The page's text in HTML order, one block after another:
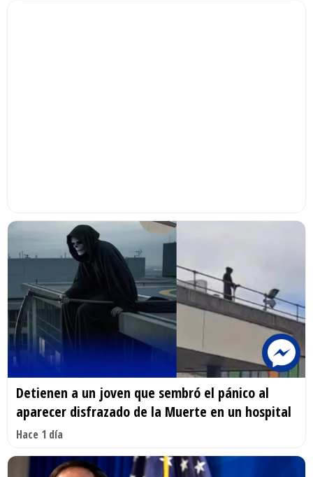
Detienen a un joven que sembró el pánico al
aparecer disfrazado de la Muerte en un hospital
Hace 1 día